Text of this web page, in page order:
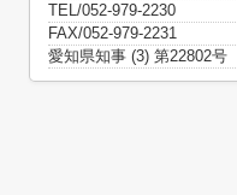
TEL/052-979-2230
FAX/052-979-2231
愛知県知事 (3) 第22802号